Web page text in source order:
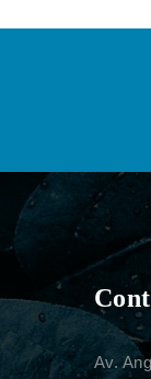
Av.